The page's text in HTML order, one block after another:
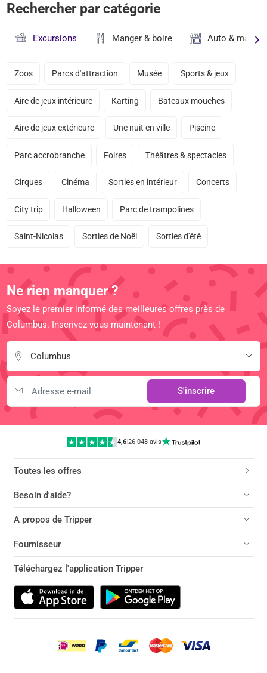
Rechercher par catégorie
Excursions Manger & boire Auto &
Zoos Parcs d'attraction Musée Sports & jeux
Aire de jeux intérieure Karting Bateaux mouches
Aire de jeux extérieure Une nuit en ville Piscine
Parc accrobranche Foires Théâtres & spectacles
Cirques Cinéma Sorties en intérieur Concerts
City trip Halloween Parc de trampolines
Saint-Nicolas Sorties de Noël Sorties d'été
Ne rien manquer ?
Soyez le premier informé des meilleures offres près de
Columbus. Inscrivez-vous maintenant !
Columbus
S'inscrire
4,6 |26 048 avis
Toutes les offres
Besoin d'aide?
A propos de Tripper
Fournisseur
Téléchargez l'application Tripper